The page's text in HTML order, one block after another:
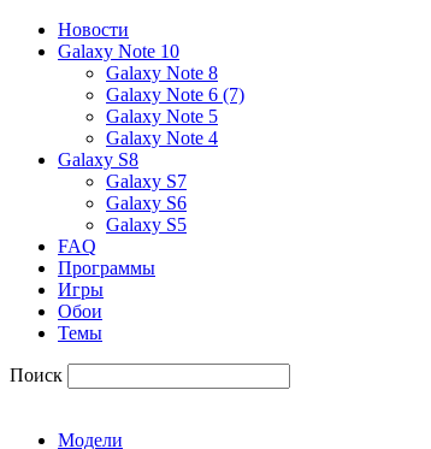
Новости
Galaxy Note 10
Galaxy Note 8
Galaxy Note 6 (7)
Galaxy Note 5
Galaxy Note 4
Galaxy S8
Galaxy S7
Galaxy S6
Galaxy S5
FAQ
Программы
Игры
Обои
Темы
Поиск
Модели